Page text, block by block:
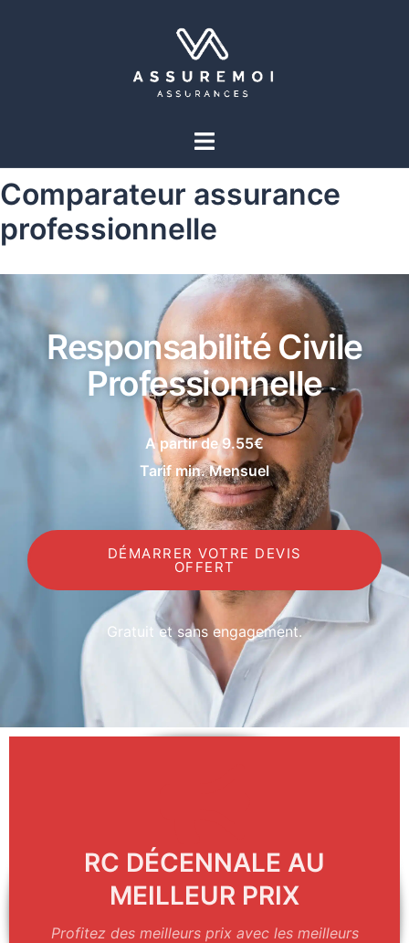
Comparateur assurance
professionnelle
Responsabilité Civile
Professionnelle
A partir de 9.55€
Tarif min. Mensuel
DÉMARRER VOTRE DEVIS
OFFERT
Gratuit et sans engagement.
RC DÉCENNALE AU
MEILLEUR PRIX
Profitez des meilleurs prix avec les meilleurs